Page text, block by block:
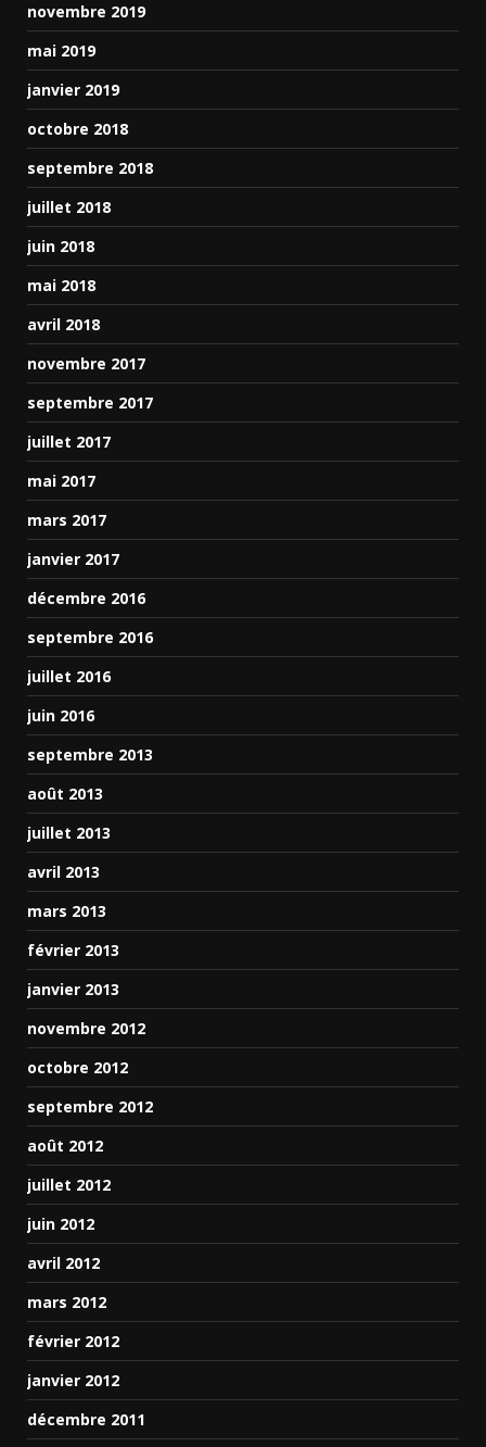
novembre 2019
mai 2019
janvier 2019
octobre 2018
septembre 2018
juillet 2018
juin 2018
mai 2018
avril 2018
novembre 2017
septembre 2017
juillet 2017
mai 2017
mars 2017
janvier 2017
décembre 2016
septembre 2016
juillet 2016
juin 2016
septembre 2013
août 2013
juillet 2013
avril 2013
mars 2013
février 2013
janvier 2013
novembre 2012
octobre 2012
septembre 2012
août 2012
juillet 2012
juin 2012
avril 2012
mars 2012
février 2012
janvier 2012
décembre 2011